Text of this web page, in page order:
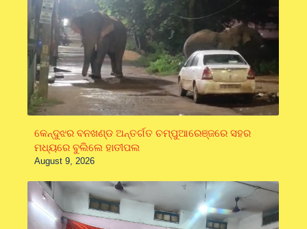
କେନ୍ଦୁଝର ବନଖଣ୍ଡ ଅନ୍ତର୍ଗତ ଚମ୍ପୁଆରେଞ୍ଜରେ ସହର
ମଧ୍ୟରେ ବୁଲିଲେ ହାତୀପଲ
August 9, 2026